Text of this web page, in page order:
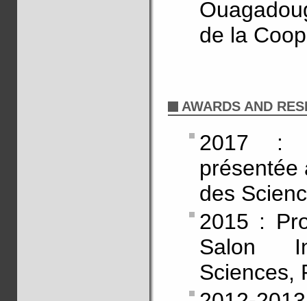
de la
AWARDS AND
2017 :
présentée
des
2015 :
Salon
Sciences,